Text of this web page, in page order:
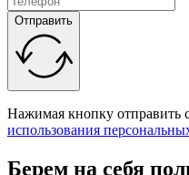
Отправить
Нажимая кнопку отправить
использования
Берем на себя